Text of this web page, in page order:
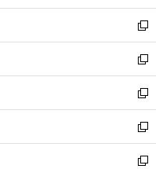
開
く
ウ
で
開
く
ン
ド
ウ
で
開
く
新
し
い
ウ
ィ
ン
ド
ウ
で
新
し
い
ウ
ィ
ン
ド
新
し
い
ウ
ィ
新
し
い
新